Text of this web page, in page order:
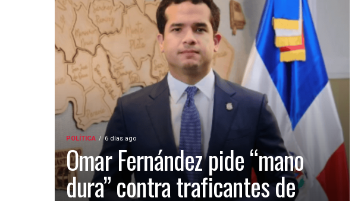
POLÍTICA 6 días ago
Omar Fernández pide “mano
dura” contra traficantes de